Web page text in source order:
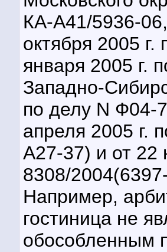
КА-А41/5936-
октября 2005
января 2005 г.
Западно-
по делу N Ф04-
апреля 2005 г.
А27-37) и от 22
8308/
Например,
гостиница не
обособленным